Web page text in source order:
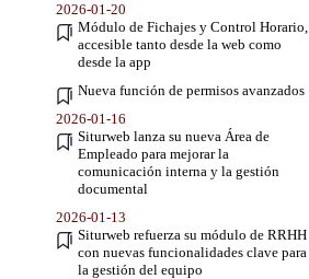
2026-01-20
Módulo de Fichajes y Control Horario,
accesible tanto desde la web como
desde la app
Nueva función de permisos avanzados
2026-01-16
Siturweb lanza su nueva Área de
Empleado para mejorar la
comunicación interna y la gestión
documental
2026-01-13
Siturweb refuerza su módulo de RRHH
con nuevas funcionalidades clave para
la gestión del equipo